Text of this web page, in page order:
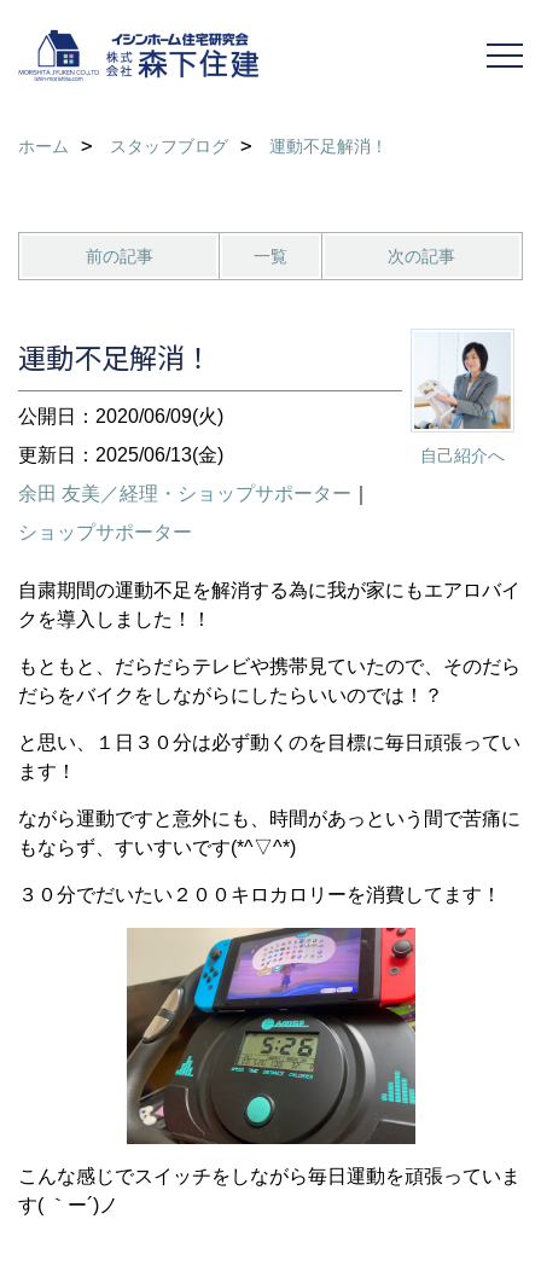
ホーム スタッフブログ 運動不足解消！
前の記事 一覧 次の記事
自己紹介へ
運動不足解消！
公開日：2020/06/09(火)
更新日：2025/06/13(金)
余田 友美／経理・ショップサポーター
ショップサポーター
自粛期間の運動不足を解消する為に我が家にもエアロバイ
クを導入しました！！
もともと、だらだらテレビや携帯見ていたので、そのだら
だらをバイクをしながらにしたらいいのでは！？
と思い、１日３０分は必ず動くのを目標に毎日頑張ってい
ます！
ながら運動ですと意外にも、時間があっという間で苦痛に
もならず、すいすいです(*^▽^*)
３０分でだいたい２００キロカロリーを消費してます！
こんな感じでスイッチをしながら毎日運動を頑張っていま
す( ｀ー´)ノ